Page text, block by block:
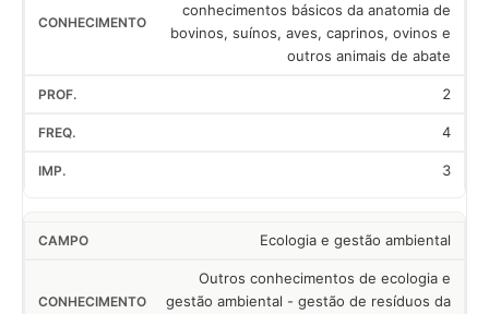
conhecimentos básicos da anatomia de
bovinos, suínos, aves, caprinos, ovinos e
outros animais de abate
2
4
3
Ecologia e gestão ambiental
Outros conhecimentos de ecologia e
gestão ambiental - gestão de resíduos da